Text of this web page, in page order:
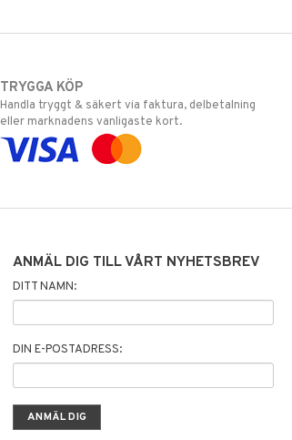
TRYGGA KÖP
Handla tryggt & säkert via faktura, delbetalning
eller marknadens vanligaste kort.
ANMÄL DIG TILL VÅRT NYHETSBREV
DITT NAMN:
DIN E-POSTADRESS: